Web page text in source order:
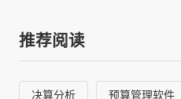
推荐阅读
决算分析 预算管理软件